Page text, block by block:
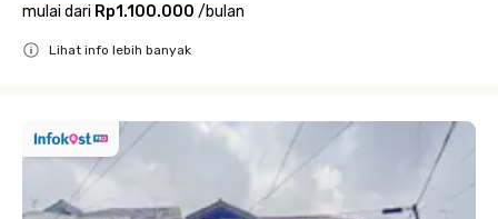
mulai dari Rp1.100.000 /bulan
Lihat info lebih banyak